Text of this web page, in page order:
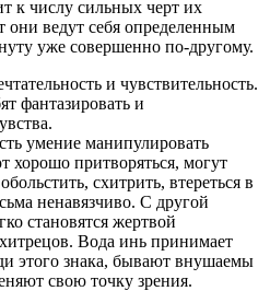
к числу сильных черт их
ведут себя определенным
уже совершенно по-другому.
и чувствительность.
фантазировать и
умение манипулировать
притворяться, могут
схитрить, втереться в
ненавязчиво. С другой
становятся жертвой
Вода инь принимает
этого знака, бывают внушаемы
свою точку зрения.